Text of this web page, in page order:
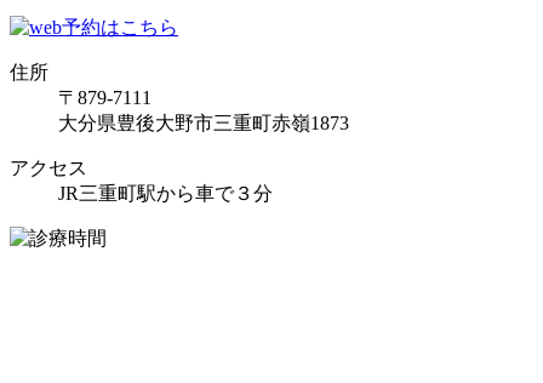
住所
〒879-7111
大分県豊後大野市三重町赤嶺1873
アクセス
JR三重町駅から車で３分